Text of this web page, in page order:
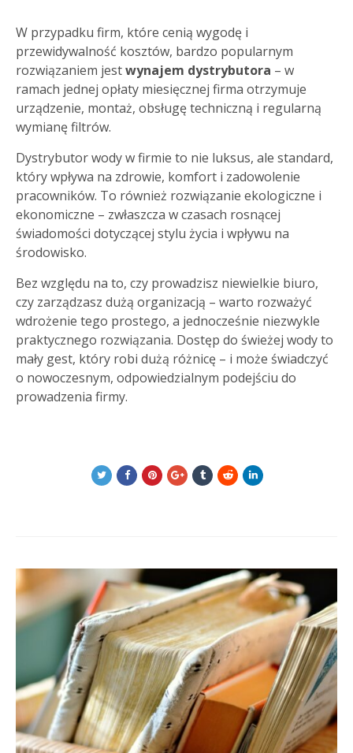
W przypadku firm, które cenią wygodę i
przewidywalność kosztów, bardzo popularnym
rozwiązaniem jestwynajem dystrybutora – w
ramach jednej opłaty miesięcznej firma otrzymuje
urządzenie, montaż, obsługę techniczną i regularną
wymianę filtrów.
Dystrybutor wody w firmie to nie luksus, ale standard,
który wpływa na zdrowie, komfort i zadowolenie
pracowników. To również rozwiązanie ekologiczne i
ekonomiczne – zwłaszcza w czasach rosnącej
świadomości dotyczącej stylu życia i wpływu na
środowisko.
Bez względu na to, czy prowadzisz niewielkie biuro,
czy zarządzasz dużą organizacją – warto rozważyć
wdrożenie tego prostego, a jednocześnie niezwykle
praktycznego rozwiązania. Dostęp do świeżej wody to
mały gest, który robi dużą różnicę – i może świadczyć
o nowoczesnym, odpowiedzialnym podejściu do
prowadzenia firmy.
Post
navigation